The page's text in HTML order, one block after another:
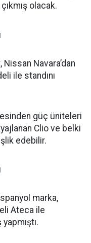
olacak.
Nissan Navara’dan
ile standını
güç üniteleri
Clio ve belki
edebilir.
marka,
Ateca ile